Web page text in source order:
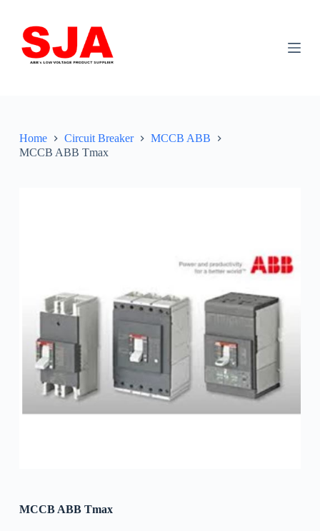
n
Home Circuit Breaker
MCCB ABB
MCCB ABB Tmax
MCCB ABB Tmax